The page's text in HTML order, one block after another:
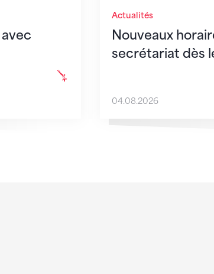
Actualités
Nouveaux
secrétariat dès
04.08.2026